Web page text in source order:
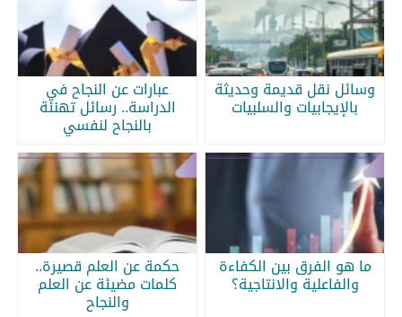
وسائل نقل قديمة وحديثة
بالإيجابيات والسلبيات
عبارات عن النجاح في
الدراسة.. رسائل تهنئة
بالنجاح لنفسي
ما هو الفرق بين الكفاءة
والفاعلية والانتاجية؟
حكمة عن العلم قصيرة..
كلمات مضيئة عن العلم
والنجاح